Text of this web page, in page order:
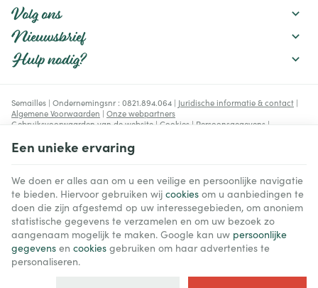
Volg ons
Nieuwsbrief
Hulp nodig?
Semailles | Ondernemingsnr : 0821.894.064 | Juridische informatie & contact |
Algemene Voorwaarden | Onze webpartners
Gebruiksvoorwaarden van de website | Cookies | Persoonsgegevens |
© Copyright 2023-2026 -E-net Business
handelaars, zelfstandigen & Kmo's.
Een unieke ervaring
We doen er alles aan om u een veilige en persoonlijke navigatie
te bieden. Hiervoor gebruiken wij cookies om u aanbiedingen te
doen die zijn afgestemd op uw interessegebieden, om anoniem
statistische gegevens te verzamelen en om uw bezoek zo
aangenaam mogelijk te maken. Google kan uw persoonlijke
gegevens en cookies gebruiken om haar advertenties te
personaliseren.